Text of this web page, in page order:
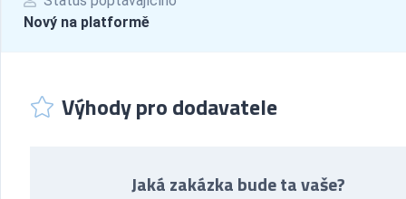
Nový na platformě
Výhody pro dodavatele
Jaká zakázka bude ta vaše?